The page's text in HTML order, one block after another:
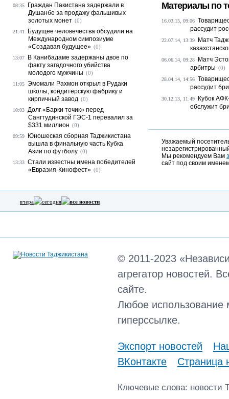
Материалы по
16.03.15, 09:06
рассудит
22.07.14, 13:39
Матч
06.06.14, 09:28
Матч
арбитры (0)
28.04.14, 14:56
рассудит
30.12.13, 11:49
Кубок
обслужит
Уважаемый
Мы рекомендуем Вам
сайт под своим
08:35
Граждан Пакистана задержали в
Душанбе за продажу фальшивых
золотых монет (0)
21:41
Будущее человечества обсудили на
Международном симпозиуме
«Создавая будущее» (0)
13:07
В Канибадаме задержаны двое по
факту загадочного убийства
молодого мужчины (0)
11:05 Эмомали Рахмон открыл в Рудаки
школы, кондитерскую фабрику и
кирпичный завод (0)
10:03 Долг «Барки точик» перед
Сангтудинской ГЭС-1 перевалил за
$331 миллион (0)
09:59
Юношеская сборная Таджикистана
вышла в финальную часть Кубка
Азии по футболу (0)
13:33 Стали известны имена победителей
«Евразия-Кинофест» (0)
вчера сегодня все новости
© 2011-2023
агрегатор новостей.
сайте.
Любое использование
гиперссылке.
Экспорт новостей
ВКонтакте
Страница
Ключевые слова: новости